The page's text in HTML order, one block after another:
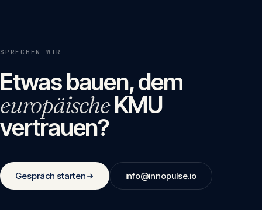
SPRECHEN WIR
Etwas bauen, dem
europäischeKMU
vertrauen?
Gespräch starten info@innopulse.io